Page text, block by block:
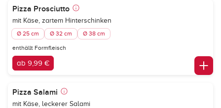
Pizza Prosciutto
mit Käse, zartem Hinterschinken
Ø 25 cm Ø 32 cm Ø 38 cm
enthällt Formfleisch
ab 9,99 €
Pizza Salami
mit Käse, leckerer Salami